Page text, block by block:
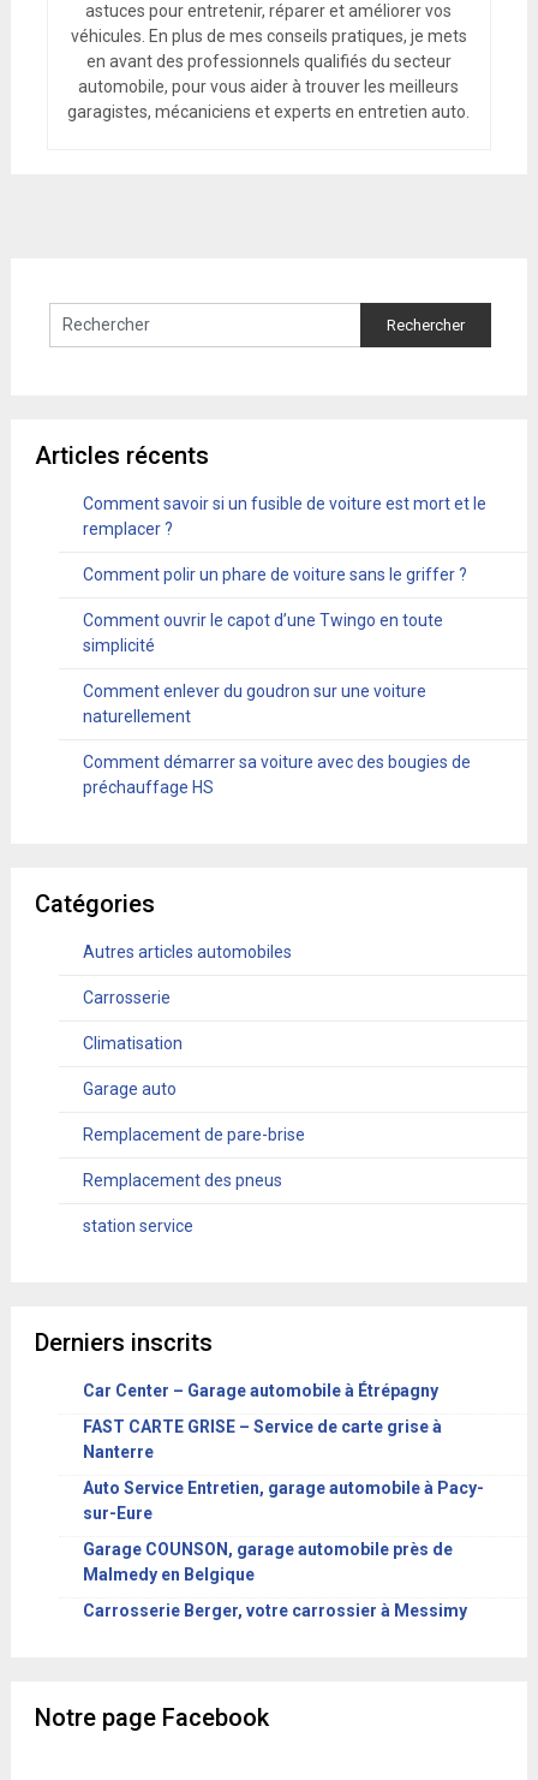
astuces pour entretenir, réparer et améliorer vos
véhicules. En plus de mes conseils pratiques, je mets
en avant des professionnels qualifiés du secteur
automobile, pour vous aider à trouver les meilleurs
garagistes, mécaniciens et experts en entretien auto.
Articles récents
Comment savoir si un fusible de voiture est mort et le
remplacer ?
Comment polir un phare de voiture sans le griffer ?
Comment ouvrir le capot d’une Twingo en toute
simplicité
Comment enlever du goudron sur une voiture
naturellement
Comment démarrer sa voiture avec des bougies de
préchauffage HS
Catégories
Autres articles automobiles
Carrosserie
Climatisation
Garage auto
Remplacement de pare-brise
Remplacement des pneus
station service
Derniers inscrits
Car Center – Garage automobile à Étrépagny
FAST CARTE GRISE – Service de carte grise à
Nanterre
Auto Service Entretien, garage automobile à Pacy-
sur-Eure
Garage COUNSON, garage automobile près de
Malmedy en Belgique
Carrosserie Berger, votre carrossier à Messimy
Notre page Facebook